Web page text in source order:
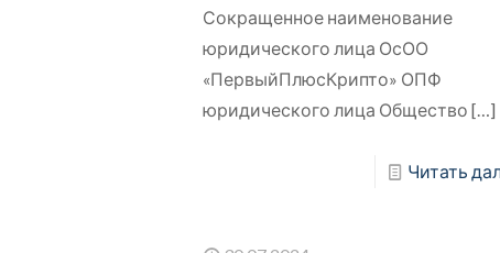
Сокращенное наименование
юридического лица ОсОО
«ПервыйПлюсКрипто» ОПФ
юридического лица Общество […]
Читать